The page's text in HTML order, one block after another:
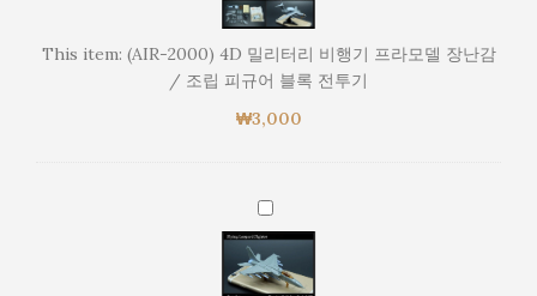
리
리
비
행
라
델
장
This item: (AIR-2000) 4D 밀리터리 비행기 프라모델 장난감
/ 조립 피규어 블록 전투기
₩3,000
(FBC-
1)
4D
밀